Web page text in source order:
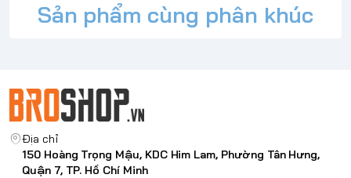
Sản phẩm cùng phân khúc
Địa chỉ
150 Hoàng Trọng Mậu, KDC Him Lam, Phường Tân Hưng,
Quận 7, TP. Hồ Chí Minh